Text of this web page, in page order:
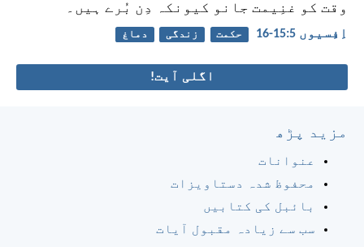
وقت کو غنِیمت جانو کیونکہ دِن بُرے ہیں۔
اِفِسیوں 5:‏15-‏16 حکمت زندگی دماغ
اگلی آیت!
مزید پڑھ
عنوانات
محفوظ شدہ دستاویزات
بائبل کی کتابیں
سب سے زیادہ مقبول آیات